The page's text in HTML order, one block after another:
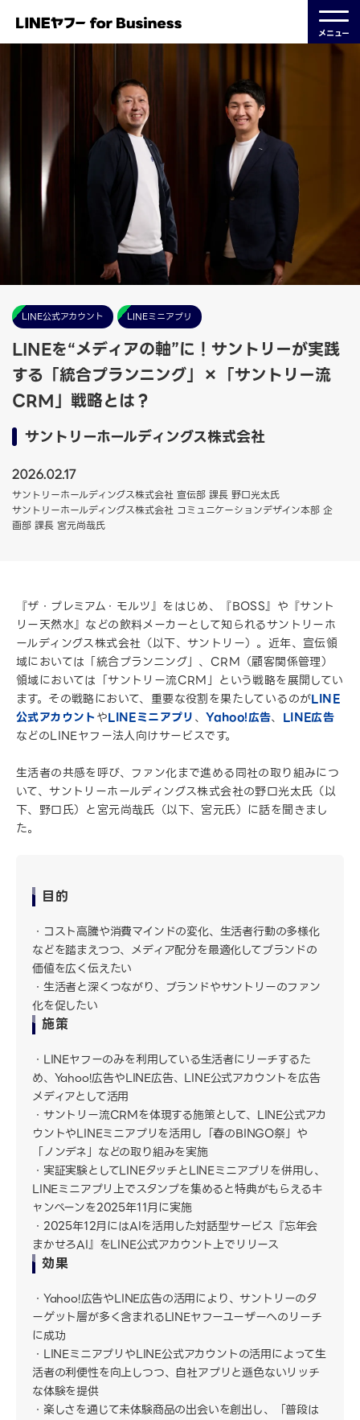
メニュー
LINE公式アカウント LINEミニアプリ
LINEを“メディアの軸”に！サントリーが実践
する「統合プランニング」×「サントリー流
CRM」戦略とは？
サントリーホールディングス株式会社
2026.02.17
サントリーホールディングス株式会社 宣伝部 課長 野口光太氏
サントリーホールディングス株式会社 コミュニケーションデザイン本部 企
画部 課長 宮元尚哉氏
『ザ・プレミアム・モルツ』をはじめ、『BOSS』や『サント
リー天然水』などの飲料メーカーとして知られるサントリーホ
ールディングス株式会社（以下、サントリー）。近年、宣伝領
域においては「統合プランニング」、CRM（顧客関係管理）
領域においては「サントリー流CRM」という戦略を展開してい
ます。その戦略において、重要な役割を果たしているのがLINE
公式アカウントやLINEミニアプリ、Yahoo!広告、 LINE広告
などのLINEヤフー法人向けサービスです。
生活者の共感を呼び、ファン化まで進める同社の取り組みにつ
いて、サントリーホールディングス株式会社の野口光太氏（以
下、野口氏）と宮元尚哉氏（以下、宮元氏）に話を聞きまし
た。
目的
コスト高騰や消費マインドの変化、生活者行動の多様化
などを踏まえつつ、メディア配分を最適化してブランドの
価値を広く伝えたい
生活者と深くつながり、ブランドやサントリーのファン
化を促したい
施策
LINEヤフーのみを利用している生活者にリーチするた
め、Yahoo!広告やLINE広告、LINE公式アカウントを広告
メディアとして活用
サントリー流CRMを体現する施策として、LINE公式アカ
ウントやLINEミニアプリを活用し「春のBINGO祭」や
「ノンデネ」などの取り組みを実施
実証実験としてLINEタッチとLINEミニアプリを併用し、
LINEミニアプリ上でスタンプを集めると特典がもらえるキ
ャンペーンを2025年11月に実施
2025年12月にはAIを活用した対話型サービス『忘年会
まかせろAI』をLINE公式アカウント上でリリース
効果
Yahoo!広告やLINE広告の活用により、サントリーのタ
ーゲット層が多く含まれるLINEヤフーユーザーへのリーチ
に成功
LINEミニアプリやLINE公式アカウントの活用によって生
活者の利便性を向上しつつ、自社アプリと遜色ないリッチ
な体験を提供
楽しさを通じて未体験商品の出会いを創出し、「普段は